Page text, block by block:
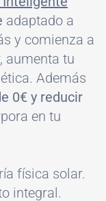
adaptado a
y comienza a
aumenta tu
Además
0€ y reducir
en tu
física solar.
integral.